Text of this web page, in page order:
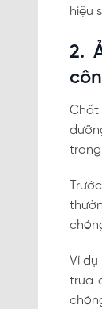
hiệu
2.
Chất
Ví
trưa